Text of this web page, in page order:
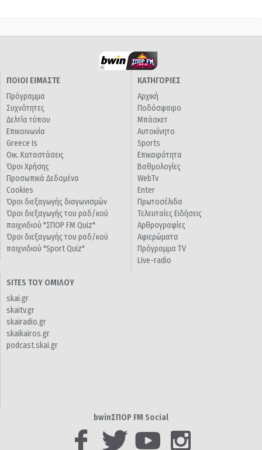
ΠΟΙΟΙ ΕΙΜΑΣΤΕ
Πρόγραμμα
Συχνότητες
Δελτία τύπου
Επικοινωνία
Greece Is
Οικ. Καταστάσεις
Όροι Χρήσης
Προσωπικά Δεδομένα
Cookies
Όροι διεξαγωγής διαγωνισμών
Όροι διεξαγωγής του ραδ/κού
παιχνιδιού "ΣΠΟΡ FM Quiz"
Όροι διεξαγωγής του ραδ/κού
παιχνιδιού "Sport Quiz"
ΚΑΤΗΓΟΡΙΕΣ
Αρχική
Ποδόσφαιρο
Μπάσκετ
Αυτοκίνητο
Sports
Επικαιρότητα
Βαθμολογίες
WebTv
Enter
Πρωτοσέλιδα
Τελευταίες Ειδήσεις
Αρθρογραφίες
Αφιερώματα
Πρόγραμμα TV
Live-radio
SITES ΤΟΥ ΟΜΙΛΟΥ
skai.gr
skaitv.gr
skairadio.gr
skaikairos.gr
podcast.skai.gr
bwinΣΠΟΡ FM Social